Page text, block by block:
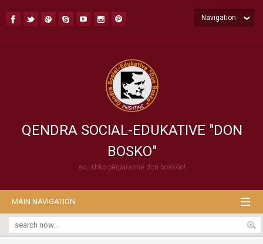
QENDRA SOCIAL-EDUKATIVE "DON
BOSKO"
ec, shko përpara me don boskon!
Navigation
MAIN NAVIGATION